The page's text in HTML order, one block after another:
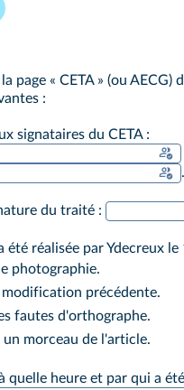
la page « CETA » (ou
:
signataires du CETA :
.
du traité :
été réalisée par Ydecreux
photographie.
modification précédente.
fautes d'orthographe.
un morceau de l'article.
quelle heure et par qui a